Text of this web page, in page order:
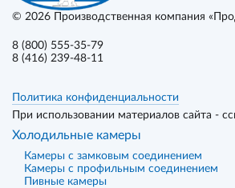
© 2026 Производственная компания
8 (800) 555-35-79
8 (416) 239-48-11
Политика конфиденциальности
При использовании материалов сайта -
Холодильные камеры
Камеры с замковым соединением
Камеры с профильным соединением
Пивные камеры